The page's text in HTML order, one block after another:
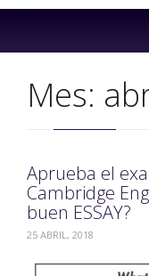
Mes:
Aprueba el
Cambridge
buen ESSAY?
25 ABRIL, 2018